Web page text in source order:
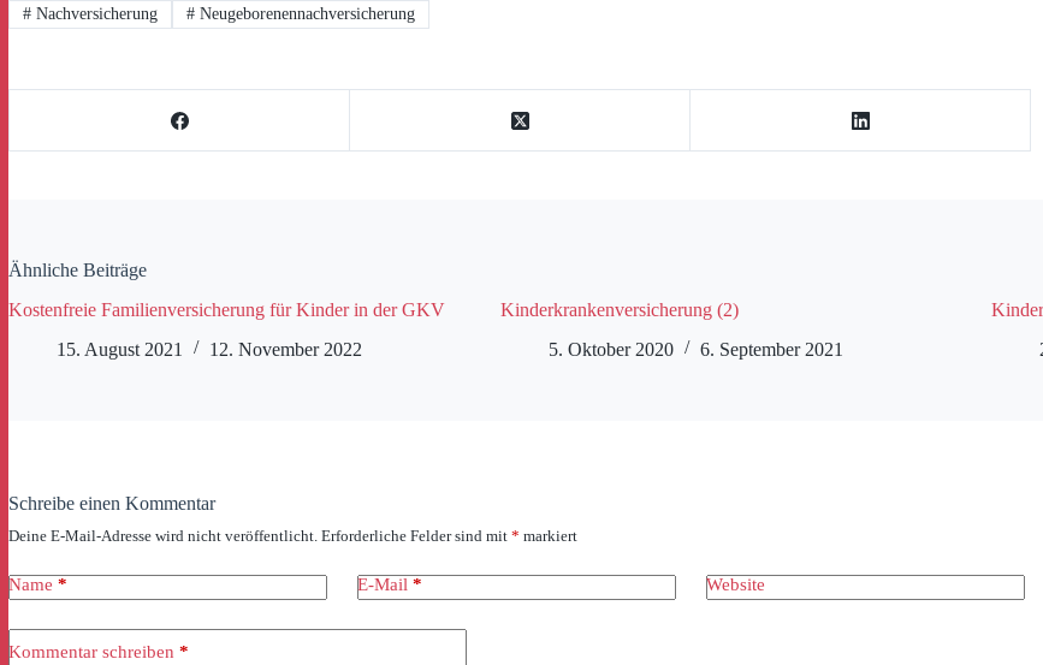
#Nachversicherung #Neugeborenennachversicherung
Ähnliche Beiträge
Kostenfreie Familienversicherung für Kinder in der GKV
15. August 2021
12. November 2022
Kinderkrankenversicherung (2)
5. Oktober 2020
6. September 2021
Schreibe einen Kommentar
Deine E-Mail-Adresse wird nicht veröffentlicht. Erforderliche Felder sind mit * markiert
Name * E-Mail * Website
Kommentar schreiben *